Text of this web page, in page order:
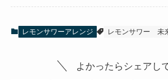
レモンサワーアレンジ レモンサワー 未
よかったらシェアし